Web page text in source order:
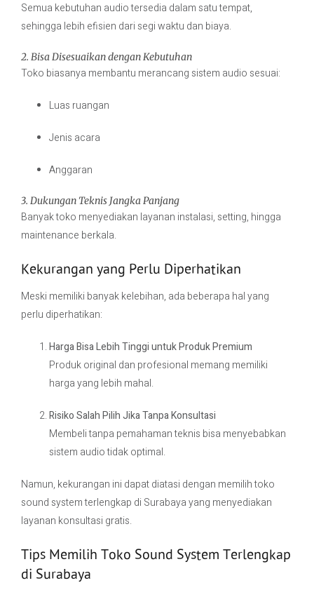
Semua kebutuhan audio tersedia dalam satu tempat,
sehingga lebih efisien dari segi waktu dan biaya.
2. Bisa Disesuaikan dengan Kebutuhan
Toko biasanya membantu merancang sistem audio sesuai:
Luas ruangan
Jenis acara
Anggaran
3. Dukungan Teknis Jangka Panjang
Banyak toko menyediakan layanan instalasi, setting, hingga
maintenance berkala.
Kekurangan yang Perlu Diperhatikan
Meski memiliki banyak kelebihan, ada beberapa hal yang
perlu diperhatikan:
Harga Bisa Lebih Tinggi untuk Produk Premium
Produk original dan profesional memang memiliki
harga yang lebih mahal.
Risiko Salah Pilih Jika Tanpa Konsultasi
Membeli tanpa pemahaman teknis bisa menyebabkan
sistem audio tidak optimal.
Namun, kekurangan ini dapat diatasi dengan memilih toko
sound system terlengkap di Surabaya yang menyediakan
layanan konsultasi gratis.
Tips Memilih Toko Sound System Terlengkap
di Surabaya